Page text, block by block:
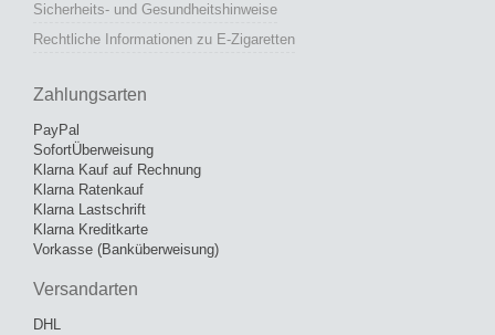
Sicherheits- und Gesundheitshinweise
Rechtliche Informationen zu E-Zigaretten
Zahlungsarten
PayPal
SofortÜberweisung
Klarna Kauf auf Rechnung
Klarna Ratenkauf
Klarna Lastschrift
Klarna Kreditkarte
Vorkasse (Banküberweisung)
Versandarten
DHL